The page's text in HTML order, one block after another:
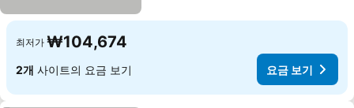
최저가 ₩104,674
2개 사이트의 요금 보기 요금 보기